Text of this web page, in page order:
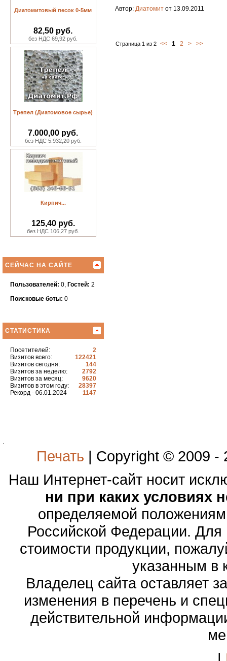
Диатомитовый песок 0-5мм
82,50 руб.
без НДС 69,92 руб.
Трепел (Диатомовое сырье)
7.000,00 руб.
без НДС 5.932,20 руб.
Кирпич...
125,40 руб.
без НДС 106,27 руб.
СЕЙЧАС НА САЙТЕ
Пользователей: 0, Гостей: 2
Поисковые боты: 0
СТАТИСТИКА
Посетителей:
2
Визитов всего:
122421
Визитов сегодня:
144
Визитов за неделю:
2792
Визитов за месяц:
9620
Визитов в этом году:
28397
Рекорд - 06.01.2024
1147
.
Автор: Диатомит от 13.09.2011
Страница 1 из 2 << 1 2 > >>
Печать | Copyright © 2009 -
Наш Интернет-сайт носит
ни при каких условиях
определяемой
Российской Федерации.
стоимости продукции,
указанным в
Владелец сайта оставляет
изменения в перечень и
действительной